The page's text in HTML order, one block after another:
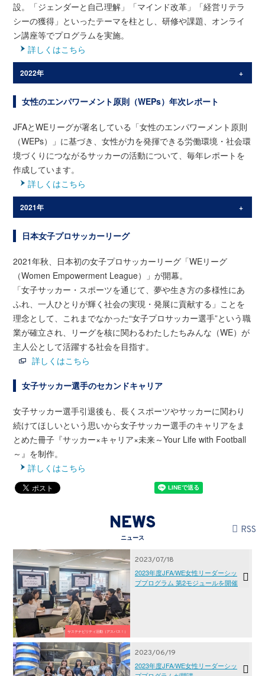
設。「ジェンダーと自己理解」「マインド改革」「経営リテラ
シーの獲得」といったテーマを柱とし、研修や課題、オンライ
ン講座等でプログラムを実施。
詳しくはこちら
2022年
第1モジュール：6月4日(土)～6月5日(日)
第3モジュール：8月6日(土)(土)～8月7日(日)
第4モジュール：10月1日(土)～10月2日(日)
女性のエンパワーメント原則（WEPs）年次レポート
JFAとWEリーグが署名している「女性のエンパワーメント原則
（WEPs）」に基づき、女性が力を発揮できる労働環境・社会環
境づくりにつながるサッカーの活動について、毎年レポートを
作成しています。
詳しくはこちら
2021年
第1モジュール：6月26日(土)～6月27日(日)
第3モジュール：8月28日(土)～8月29日(日)
第4モジュール：10月23日(土)～10月25日(日)
日本女子プロサッカーリーグ
2021年秋、日本初の女子プロサッカーリーグ「WEリーグ
（Women Empowerment League）」が開幕。
「女子サッカー・スポーツを通じて、夢や生き方の多様性にあ
ふれ、一人ひとりが輝く社会の実現・発展に貢献する」ことを
理念として、これまでなかった“女子プロサッカー選手”という職
業が確立され、リーグを核に関わるわたしたちみんな（WE）が
主人公として活躍する社会を目指す。
詳しくはこちら
女子サッカー選手のセカンドキャリア
女子サッカー選手引退後も、長くスポーツやサッカーに関わり
続けてほしいという思いから女子サッカー選手のキャリアをま
とめた冊子『サッカー×キャリア×未来～Your Life with Football
～』を制作。
詳しくはこちら
NEWS
ニュース
RSS
サステナビリティ活動（アスパス！）
2023/07/18
2023年度JFA/WE女性リーダーシッ
ププログラム 第2モジュールを開催
2023/06/19
2023年度JFA/WE女性リーダーシッ